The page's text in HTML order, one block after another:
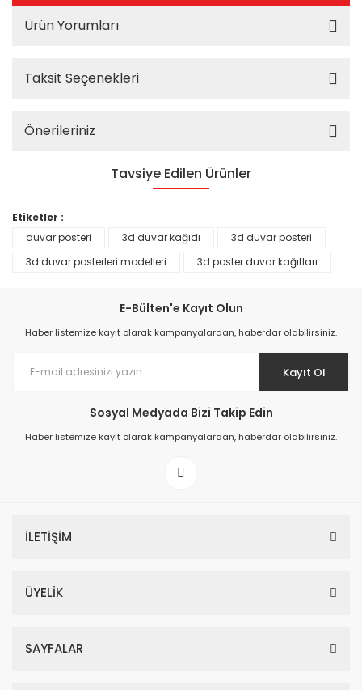
Ürün Yorumları
Taksit Seçenekleri
Önerileriniz
Tavsiye Edilen Ürünler
Etiketler :
duvar posteri
3d duvar kağıdı
3d duvar posteri
3d duvar posterleri modelleri
3d poster duvar kağıtları
E-Bülten'e Kayıt Olun
Haber listemize kayıt olarak kampanyalardan, haberdar olabilirsiniz.
Kayıt Ol
Sosyal Medyada Bizi Takip Edin
Haber listemize kayıt olarak kampanyalardan, haberdar olabilirsiniz.
İLETİŞİM
ÜYELİK
SAYFALAR